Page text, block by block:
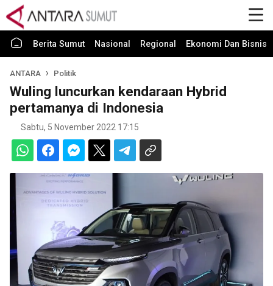
Berita Sumut Nasional Regional Ekonomi Dan Bisnis
ANTARA Politik
Wuling luncurkan kendaraan Hybrid
pertamanya di Indonesia
Sabtu, 5 November 2022 17:15